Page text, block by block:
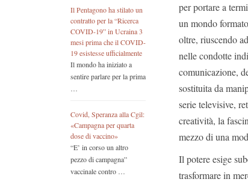
Il Pentagono ha stilato un
contratto per la “Ricerca
COVID-19” in Ucraina 3
mesi prima che il COVID-
19 esistesse ufficialmente
Il mondo ha iniziato a
sentire parlare per la prima
…
Covid, Speranza alla Cgil:
«Campagna per quarta
dose di vaccino»
“E’ in corso un altro
pezzo di campagna”
vaccinale contro …
per portare a
un mondo
oltre, riuscendo
nelle condotte
comunicazione,
sostituita da
serie televisive,
creatività, la
mezzo di una
Il potere esige
trasformare in